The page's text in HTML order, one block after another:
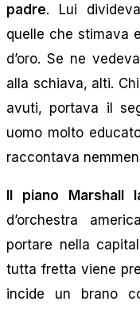
padre. Lui
quelle che stimava
d’oro. Se ne
alla schiava, alti.
avuti, portava il
uomo molto
raccontava
Il piano Marshall
d’orchestra
portare nella
tutta fretta viene
incide un brano